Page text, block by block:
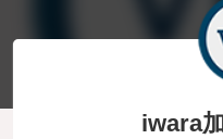
iwara